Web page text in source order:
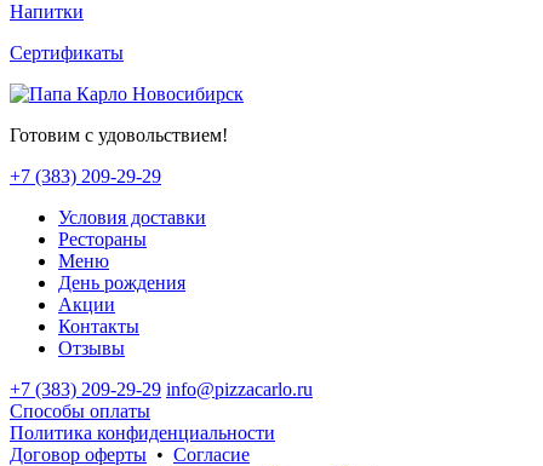
Напитки
Сертификаты
Готовим с удовольствием!
+7 (383) 209-29-29
Условия доставки
Рестораны
Меню
День рождения
Акции
Контакты
Отзывы
+7 (383) 209-29-29 info@pizzacarlo.ru
Способы оплаты
Политика конфиденциальности
Договор оферты • Согласие